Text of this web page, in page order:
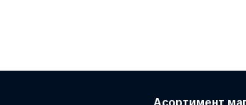
Асортимент